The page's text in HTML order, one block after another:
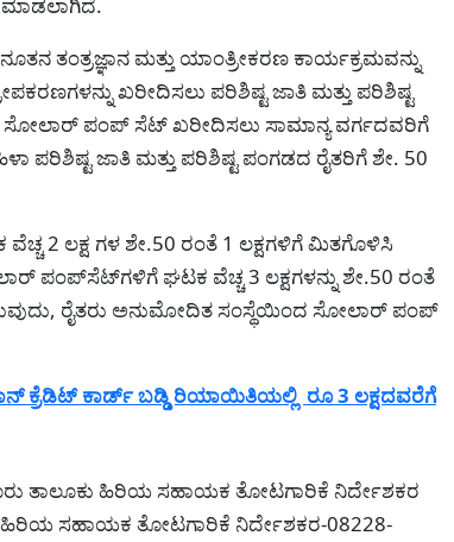
ತಂತ್ರಜ್ಞಾನ ಮತ್ತು ಯಾಂತ್ರೀಕರಣ ಕಾರ್ಯಕ್ರಮವನ್ನು
ಖರೀದಿಸಲು ಪರಿಶಿಷ್ಟ ಜಾತಿ ಮತ್ತು ಪರಿಶಿಷ್ಟ
ಸೋಲಾರ್ ಪಂಪ್‌ ಸೆಟ್ ಖರೀದಿಸಲು ಸಾಮಾನ್ಯ ವರ್ಗದವರಿಗೆ
ಪರಿಶಿಷ್ಟ ಜಾತಿ ಮತ್ತು ಪರಿಶಿಷ್ಟ ಪಂಗಡದ ರೈತರಿಗೆ ಶೇ. 50
2 ಲಕ್ಷ ಗಳ ಶೇ.50 ರಂತೆ 1 ಲಕ್ಷಗಳಿಗೆ ಮಿತಗೊಳಿಸಿ
ಪಂಪ್‌ಸೆಟ್‌ಗಳಿಗೆ ಘಟಕ ವೆಚ್ಚ 3 ಲಕ್ಷಗಳನ್ನು ಶೇ.50 ರಂತೆ
ರೈತರು ಅನುಮೋದಿತ ಸಂಸ್ಥೆಯಿಂದ ಸೋಲಾರ್ ಪಂಪ್‌
ಕ್ರೆಡಿಟ್‌ ಕಾರ್ಡ್‌ ಬಡ್ಡಿ ರಿಯಾಯಿತಿಯಲ್ಲಿ ರೂ 3 ಲಕ್ಷದವರೆಗೆ
ತಾಲೂಕು ಹಿರಿಯ ಸಹಾಯಕ ತೋಟಗಾರಿಕೆ ನಿರ್ದೇಶಕರ
ಸಹಾಯಕ ತೋಟಗಾರಿಕೆ ನಿರ್ದೇಶಕರ-08228-